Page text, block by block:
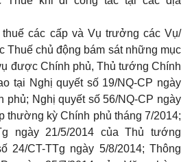
các cấp và Vụ trưởng các Vụ/
Thuế chủ động bám sát những mục
được Chính phủ, Thủ tướng Chính
tại Nghị quyết số 19/NQ-CP ngày
phủ; Nghị quyết số 56/NQ-CP ngày
thường kỳ Chính phủ tháng 7/2014;
ngày 21/5/2014 của Thủ tướng
24/CT-TTg ngày 5/8/2014; Thông